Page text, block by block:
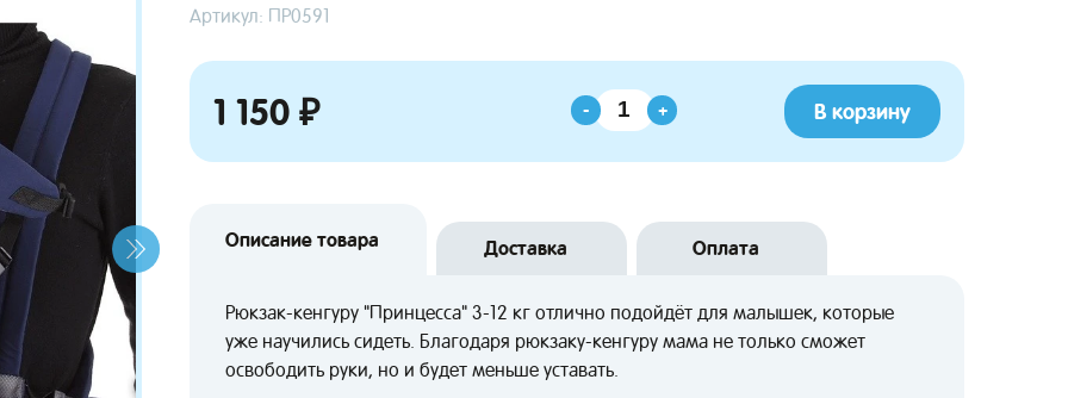
Артикул: ПР0591
1 150 ₽ - + В корзину
Описание товара Доставка Оплата
Рюкзак-кенгуру "Принцесса" 3-12 кг отлично подойдёт для малышек, которые
уже научились сидеть. Благодаря рюкзаку-кенгуру мама не только сможет
освободить руки, но и будет меньше уставать.